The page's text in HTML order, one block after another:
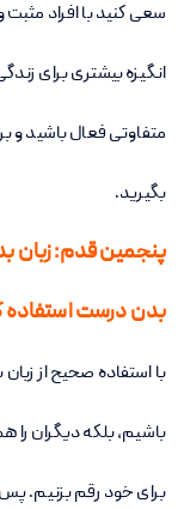
سعی کنید با افراد مثبت
انگیزه بیشتری برای
متفاوتی فعال باشید و
بگیرید.
پنجمین قدم: زبان
بدن درست استفاده
با استفاده صحیح از
باشیم، بلکه دیگران
برای خود رقم بزنیم. پس